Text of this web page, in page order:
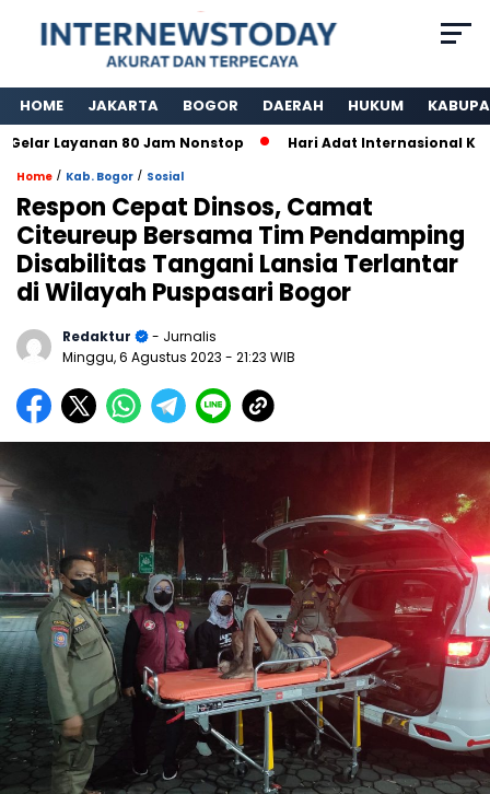
HOME JAKARTA BOGOR DAERAH HUKUM
80 Jam Nonstop Hari Adat Internasional Ke 39
Home / Kab. Bogor / Sosial
Respon Cepat Dinsos, Camat
Citeureup Bersama Tim Pendamping
Disabilitas Tangani Lansia Terlantar
di Wilayah Puspasari Bogor
Redaktur
- Jurnalis
Minggu, 6 Agustus 2023 - 21:23 WIB